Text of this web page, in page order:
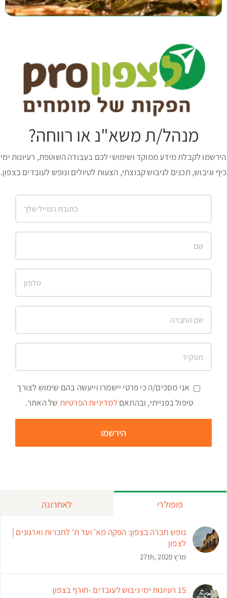
מנהל/ת משא"נ או רווחה?
הירשמו לקבלת מידע ממוקד ושימושי לכם בעבודה השוטפת, רעיונות ימי
כיף וגיבוש, תכנים לגיבוש קבוצתי, הצעות לטיולים ונופש לעובדים בצפון.
אני מסכים/ה כי פרטי יישמרו וייעשה בהם שימוש לצורך
טיפול בפנייתי, ובהתאםלמדיניות הפרטיות של האתר.
פופולרי לאחרונה
נופש חברה בצפון: הפקה מא' ועד ת' לחברות וארגונים |
לצפון
מרץ 27th, 2020
15 רעיונות ימי גיבוש לעובדים -חורף בצפון